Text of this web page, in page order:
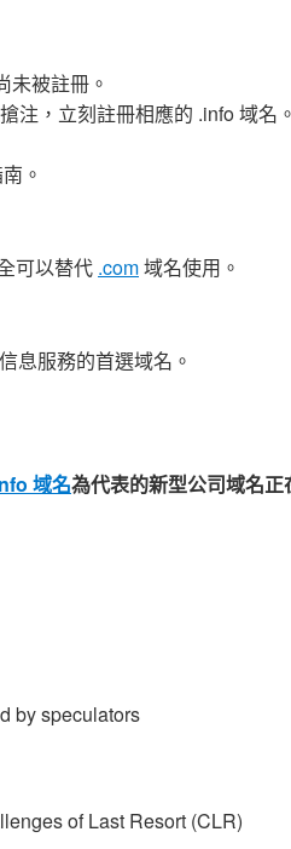
未被註冊。
注，立刻註冊相應的 .info 域名。
。
可以替代 .com域名使用。
息服務的首選域名。
域名為代表的新型公司域名
by speculators
of Last Resort (CLR)